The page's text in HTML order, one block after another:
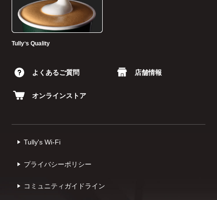
Tullyʼs Quality
よくあるご質問 店舗情報
オンラインストア
Tully's Wi-Fi
プライバシーポリシー
コミュニティガイドライン